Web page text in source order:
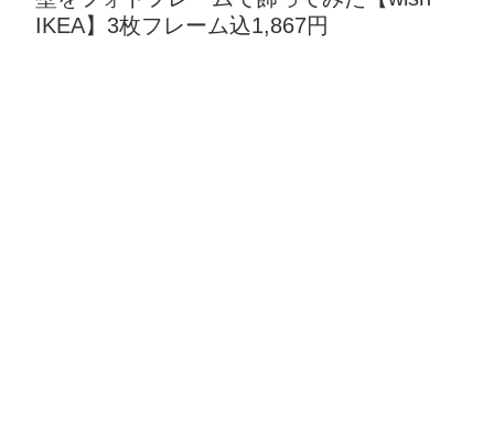
IKEA】3枚フレーム込1,867円